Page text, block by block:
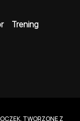
Trening
TWORZONE Z